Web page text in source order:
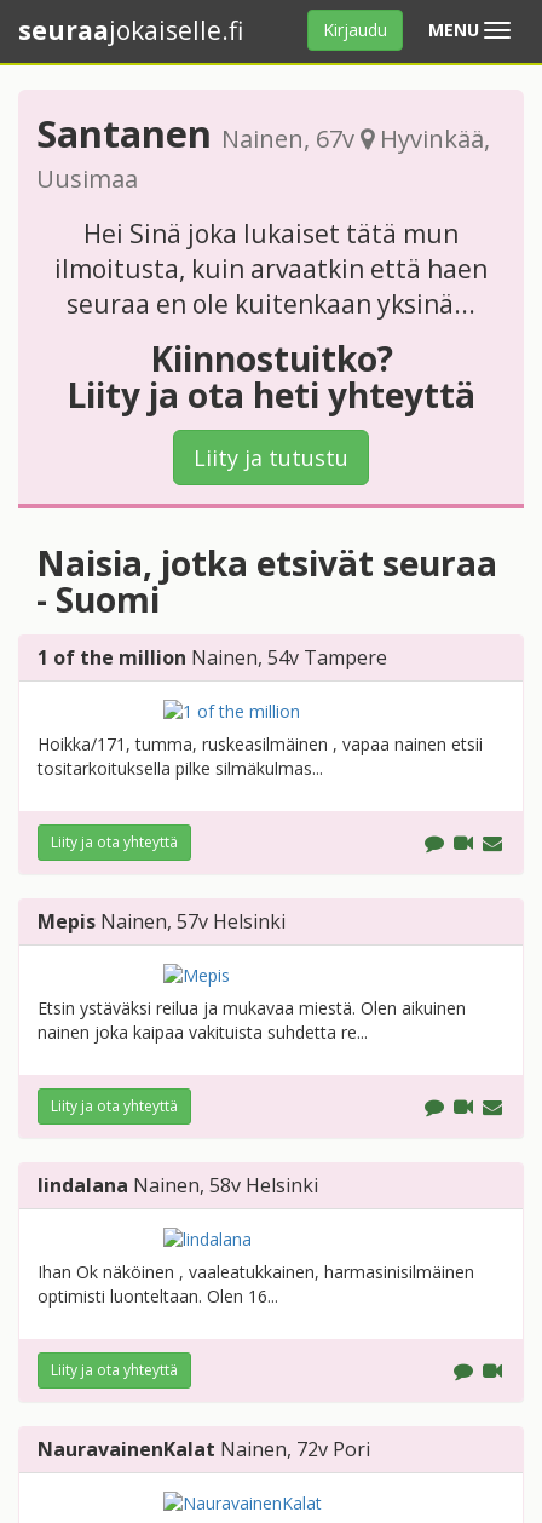
MENU Avaa
valikko
seuraajokaiselle.fi Kirjaudu
Santanen Nainen, 67v Hyvinkää,
Uusimaa
Hei Sinä joka lukaiset tätä mun
ilmoitusta, kuin arvaatkin että haen
seuraa en ole kuitenkaan yksinä...
Kiinnostuitko?
Liity ja ota heti yhteyttä
Liity ja tutustu
Naisia, jotka etsivät seuraa
- Suomi
1 of the million Nainen, 54v Tampere
Hoikka/171, tumma, ruskeasilmäinen , vapaa nainen etsii
tositarkoituksella pilke silmäkulmas...
Liity ja ota yhteyttä
Mepis Nainen, 57v Helsinki
Etsin ystäväksi reilua ja mukavaa miestä. Olen aikuinen
nainen joka kaipaa vakituista suhdetta re...
Liity ja ota yhteyttä
lindalana Nainen, 58v Helsinki
Ihan Ok näköinen , vaaleatukkainen, harmasinisilmäinen
optimisti luonteltaan. Olen 16...
Liity ja ota yhteyttä
NauravainenKalat Nainen, 72v Pori